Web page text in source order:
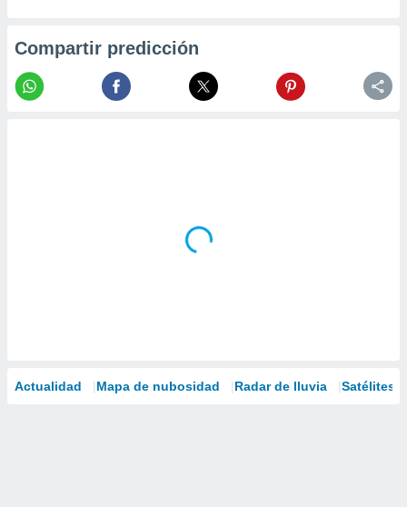
Compartir predicción
Actualidad Mapa de nubosidad Radar de lluvia Satélites